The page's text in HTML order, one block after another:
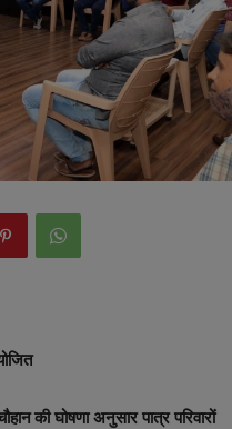
की घोषणा अनुसार पात्र परिवारों